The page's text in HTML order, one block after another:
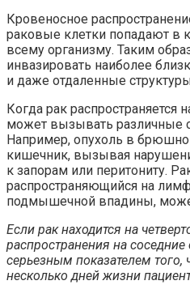
Кровеносное
раковые клетки попадают в
всему организму. Таким
инвазировать наиболее
и даже отдаленные
Когда рак распространяется
может вызывать различные
Например, опухоль в
кишечник, вызывая
к запорам или перитониту.
распространяющийся на
подмышечной впадины,
Если рак находится на
распространения на соседние
серьезным показателем того,
несколько дней жизни